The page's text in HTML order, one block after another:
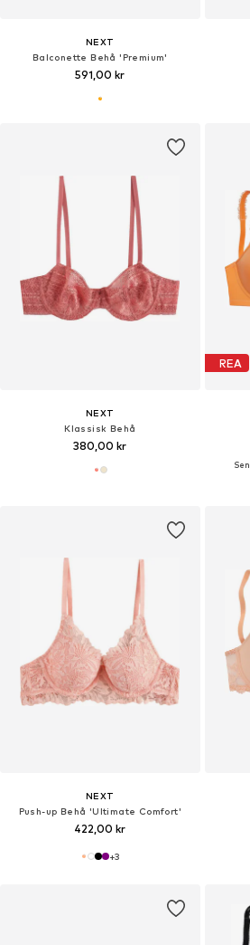
NEXT
Balconette Behå 'Premium'
591,00 kr
NEXT
Klassisk Behå
380,00 kr
REA
NEXT
Push-up Behå 'Ultimate Comfort'
422,00 kr
+3